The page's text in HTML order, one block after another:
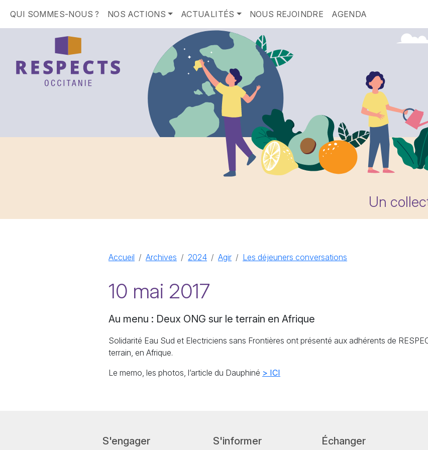
QUI SOMMES-NOUS ? NOS ACTIONS ACTUALITÉS NOUS REJOINDRE AGENDA
Un
Accueil Archives 2024 Agir Les déjeuners conversations
10 mai 2017
Au menu : Deux ONG sur le terrain en Afrique
Solidarité Eau Sud et Electriciens sans Frontières ont présenté aux adhérents de
terrain, en Afrique.
Le memo, les photos, l’article du Dauphiné > ICI
S'engager S'informer Échanger